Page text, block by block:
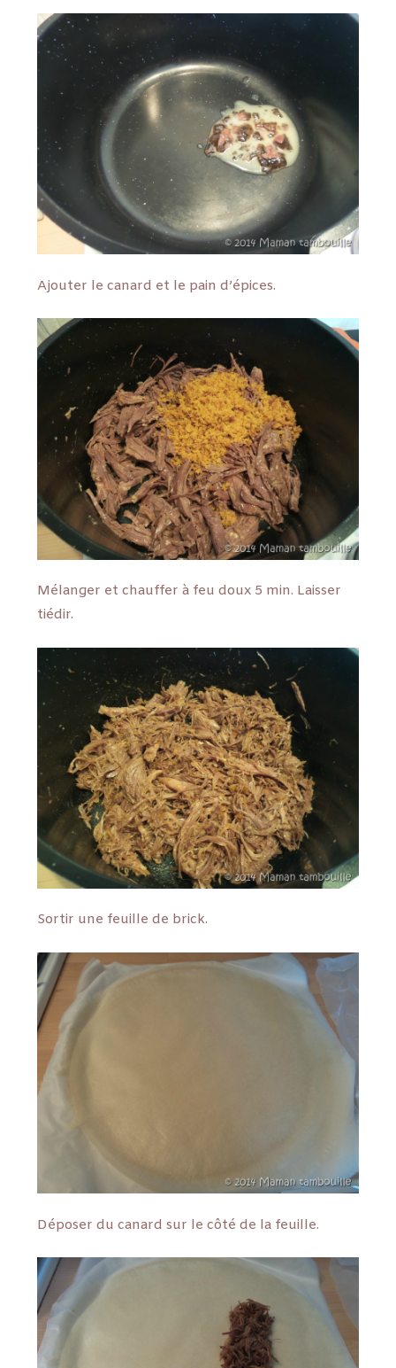
Ajouter le canard et le pain d’épices.
Mélanger et chauffer à feu doux 5 min. Laisser
tiédir.
Sortir une feuille de brick.
Déposer du canard sur le côté de la feuille.